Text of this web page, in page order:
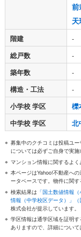
前
階建
-
総戸数
-
築年数
-
構造・工法
-
小学校 学区
櫟
中学校 学区
北
募集中のクチコミは投稿ユ
については必ずご自身で実施
マンション情報に関するよ
本ページはYahoo!不動産へ
ータベースです。物件に関
検索結果は 「国土数値情報
情報（中学校区データ）」（
株式会社が提示しています。
学区情報は通学区域を証明
ありますので、詳細につい